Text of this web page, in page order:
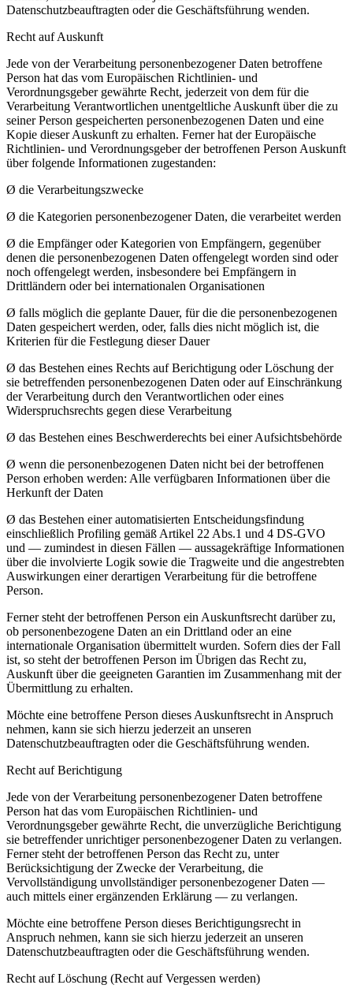
Datenschutzbeauftragten oder die Geschäftsführung wenden.
Recht auf Auskunft
Jede von der Verarbeitung personenbezogener Daten betroffene
Person hat das vom Europäischen Richtlinien- und
Verordnungsgeber gewährte Recht, jederzeit von dem für die
Verarbeitung Verantwortlichen unentgeltliche Auskunft über die zu
seiner Person gespeicherten personenbezogenen Daten und eine
Kopie dieser Auskunft zu erhalten. Ferner hat der Europäische
Richtlinien- und Verordnungsgeber der betroffenen Person Auskunft
über folgende Informationen zugestanden:
Ø die Verarbeitungszwecke
Ø die Kategorien personenbezogener Daten, die verarbeitet werden
Ø die Empfänger oder Kategorien von Empfängern, gegenüber
denen die personenbezogenen Daten offengelegt worden sind oder
noch offengelegt werden, insbesondere bei Empfängern in
Drittländern oder bei internationalen Organisationen
Ø falls möglich die geplante Dauer, für die die personenbezogenen
Daten gespeichert werden, oder, falls dies nicht möglich ist, die
Kriterien für die Festlegung dieser Dauer
Ø das Bestehen eines Rechts auf Berichtigung oder Löschung der
sie betreffenden personenbezogenen Daten oder auf Einschränkung
der Verarbeitung durch den Verantwortlichen oder eines
Widerspruchsrechts gegen diese Verarbeitung
Ø das Bestehen eines Beschwerderechts bei einer Aufsichtsbehörde
Ø wenn die personenbezogenen Daten nicht bei der betroffenen
Person erhoben werden: Alle verfügbaren Informationen über die
Herkunft der Daten
Ø das Bestehen einer automatisierten Entscheidungsfindung
einschließlich Profiling gemäß Artikel 22 Abs.1 und 4 DS-GVO
und — zumindest in diesen Fällen — aussagekräftige Informationen
über die involvierte Logik sowie die Tragweite und die angestrebten
Auswirkungen einer derartigen Verarbeitung für die betroffene
Person.
Ferner steht der betroffenen Person ein Auskunftsrecht darüber zu,
ob personenbezogene Daten an ein Drittland oder an eine
internationale Organisation übermittelt wurden. Sofern dies der Fall
ist, so steht der betroffenen Person im Übrigen das Recht zu,
Auskunft über die geeigneten Garantien im Zusammenhang mit der
Übermittlung zu erhalten.
Möchte eine betroffene Person dieses Auskunftsrecht in Anspruch
nehmen, kann sie sich hierzu jederzeit an unseren
Datenschutzbeauftragten oder die Geschäftsführung wenden.
Recht auf Berichtigung
Jede von der Verarbeitung personenbezogener Daten betroffene
Person hat das vom Europäischen Richtlinien- und
Verordnungsgeber gewährte Recht, die unverzügliche Berichtigung
sie betreffender unrichtiger personenbezogener Daten zu verlangen.
Ferner steht der betroffenen Person das Recht zu, unter
Berücksichtigung der Zwecke der Verarbeitung, die
Vervollständigung unvollständiger personenbezogener Daten —
auch mittels einer ergänzenden Erklärung — zu verlangen.
Möchte eine betroffene Person dieses Berichtigungsrecht in
Anspruch nehmen, kann sie sich hierzu jederzeit an unseren
Datenschutzbeauftragten oder die Geschäftsführung wenden.
Recht auf Löschung (Recht auf Vergessen werden)